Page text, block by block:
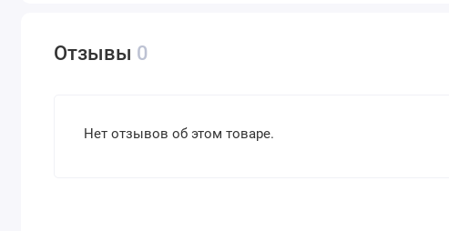
Отзывы 0
Нет отзывов об этом товаре.